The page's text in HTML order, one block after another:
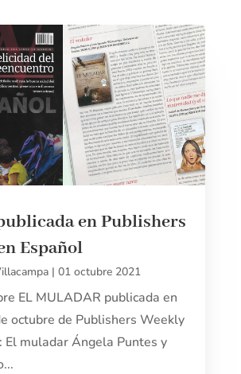
en Publishers
Español
| 01 octubre 2021
EL MULADAR publicada en
octubre de Publishers Weekly
El muladar Ángela Puntes y